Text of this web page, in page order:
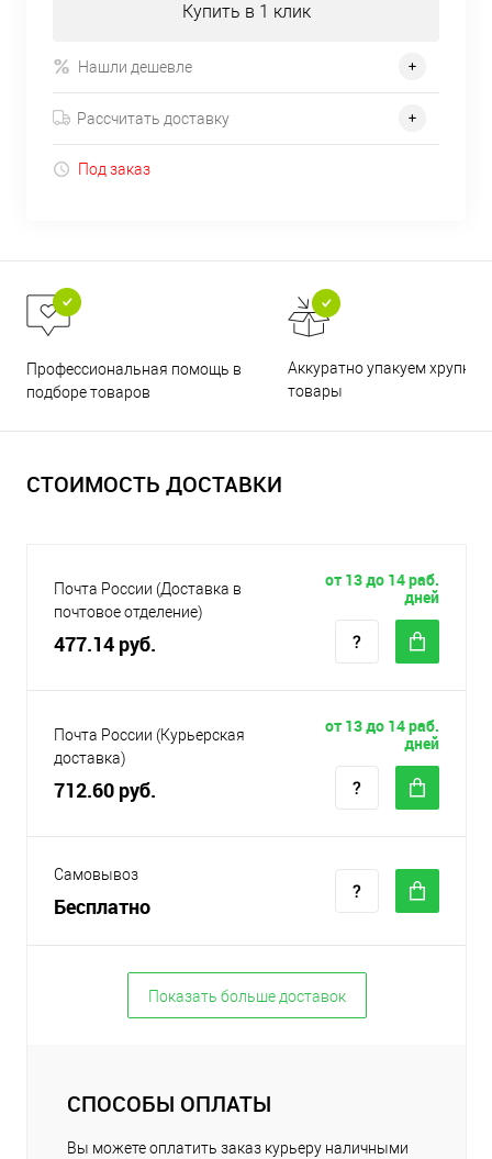
Купить в 1 клик
Нашли дешевле
Рассчитать доставку
Под заказ
Профессиональная помощь в
подборе товаров
Аккуратно упакуем хрупкие
товары
СТОИМОСТЬ ДОСТАВКИ
Почта России (Доставка в
почтовое отделение)
477.14 руб.
от 13 до 14 раб.
дней
Почта России (Курьерская
доставка)
712.60 руб.
от 13 до 14 раб.
дней
Самовывоз
Бесплатно
Показать больше доставок
СПОСОБЫ ОПЛАТЫ
Вы можете оплатить заказ курьеру наличными